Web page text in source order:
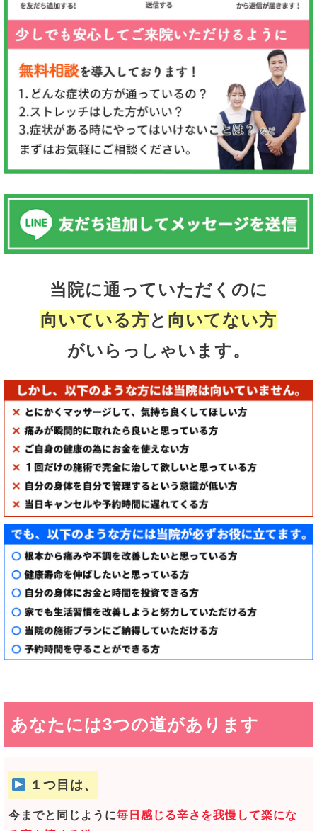
当院に通っていただくのに
向いている方と 向いてない方
がいらっしゃいます。
あなたには3つの道があります
１つ目は、
今までと同じように毎日感じる辛さを我慢して楽にな